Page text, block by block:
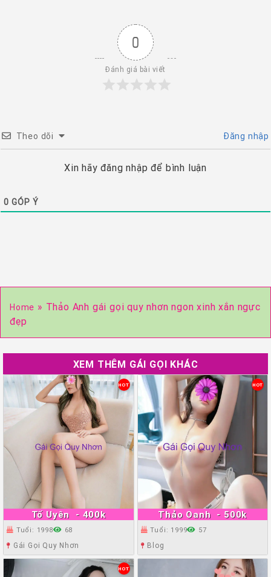
0
Đánh giá bài viết
Theo dõi Đăng nhập
Xin hãy đăng nhập để bình luận
0 GÓP Ý
Home » Thảo Anh gái gọi quy nhơn ngon xinh xắn ngực
đẹp
XEM THÊM GÁI GỌI KHÁC
Tố Uyên - 400k
HOT
Tuổi: 1998 68
Gái Gọi Quy Nhơn
Thảo Oanh - 500k
HOT
Tuổi: 1999 57
Blog
HOT